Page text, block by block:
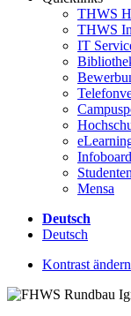
THWS
THWS
IT
Infoboard
Mensa
Deutsch
Deutsch
Kontrast ändern